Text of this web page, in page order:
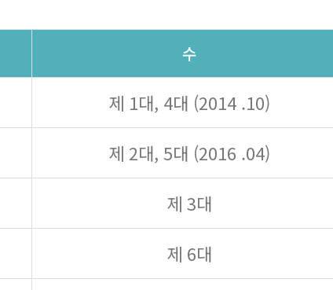
수
제 1대, 4대 (2014 .10)
제 2대, 5대 (2016 .04)
제 3대
제 6대